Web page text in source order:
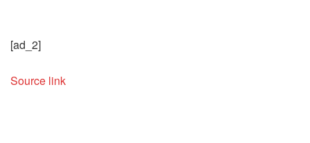
[ad_2]
Source link